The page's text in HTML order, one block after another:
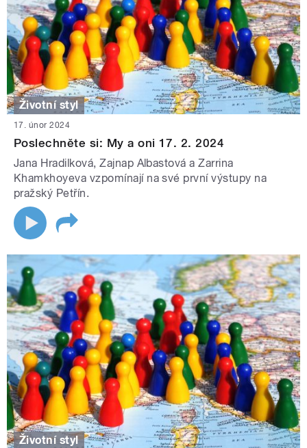
Životní styl
17. únor 2024
Poslechněte si: My a oni 17. 2. 2024
Jana Hradilková, Zajnap Albastová a Zarrina
Khamkhoyeva vzpomínají na své první výstupy na
pražský Petřín.
Životní styl